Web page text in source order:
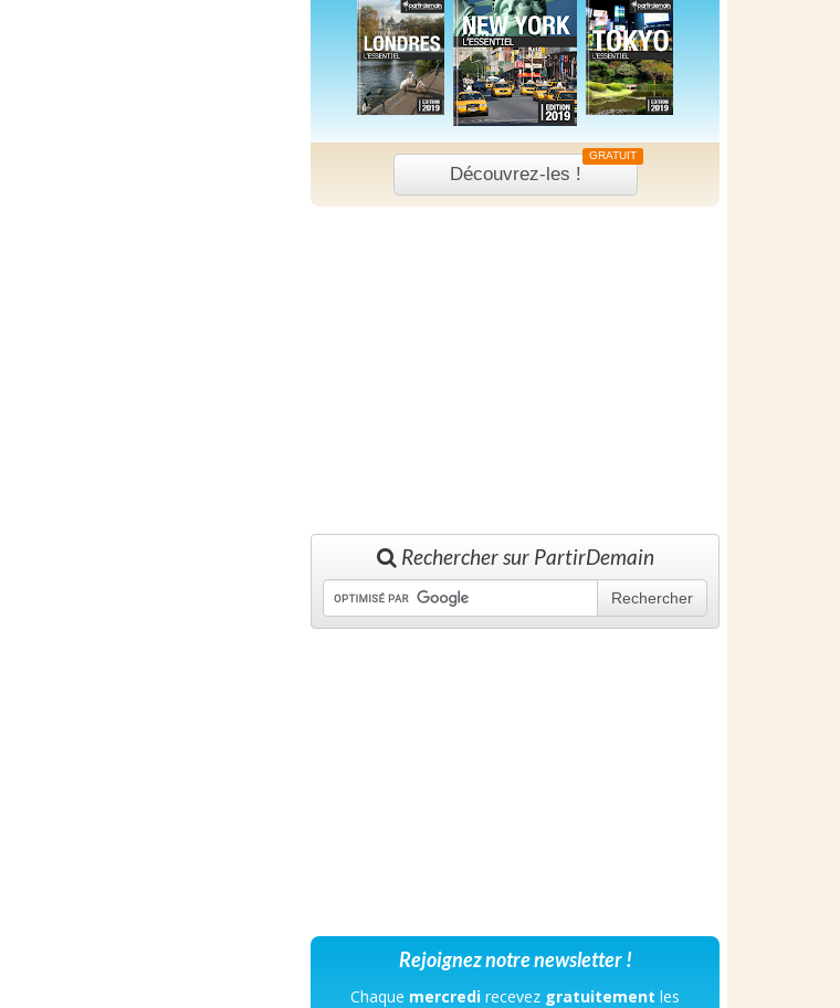
Découvrez-les !
GRATUIT
Rechercher sur PartirDemain
Rechercher
Rejoignez notre newsletter !
Chaque mercredi recevez gratuitement les